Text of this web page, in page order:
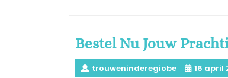
Bestel Nu Jouw
trouweninderegiobe 16 april